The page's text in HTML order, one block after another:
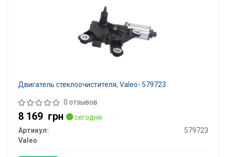
Двигатель стеклоочистителя, Valeo- 579723
0 отзывов
8 169 грн
сегодня
Артикул:
579723
Valeo